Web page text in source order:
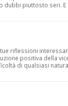
dubbi piuttosto seri.
riflessioni
positiva della
di qualsiasi